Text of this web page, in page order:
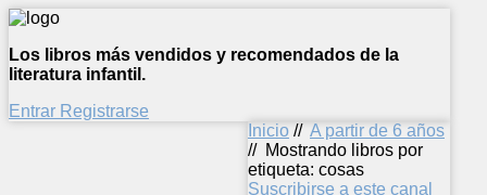
Los libros más vendidos y recomendados de la
literatura infantil.
Entrar Registrarse
Inicio // A partir de 6 años
// Mostrando libros por
etiqueta: cosas
Suscribirse a este canal